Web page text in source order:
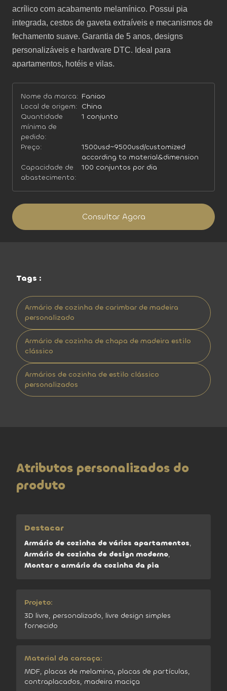
acrílico com acabamento melamínico. Possui pia
integrada, cestos de gaveta extraíveis e mecanismos de
fechamento suave. Garantia de 5 anos, designs
personalizáveis ​​e hardware DTC. Ideal para
apartamentos, hotéis e vilas.
Nome da marca: Faniao
Local de origem: China
Quantidade
mínima de
pedido:
1 conjunto
Preço:
1500usd~9500usd/customized
according to material&dimension
Capacidade de
abastecimento:
100 conjuntos por dia
Consultar Agora
Tags :
Armário de cozinha de carimbar de madeira
personalizado
Armário de cozinha de chapa de madeira estilo
clássico
Armários de cozinha de estilo clássico
personalizados
Atributos personalizados do
produto
Destacar
Armário de cozinha de vários apartamentos,
Armário de cozinha de design moderno,
Montar o armário da cozinha da pia
Projeto:
3D livre, personalizado, livre design simples
fornecido
Material da carcaça:
MDF, placas de melamina, placas de partículas,
contraplacados, madeira maciça